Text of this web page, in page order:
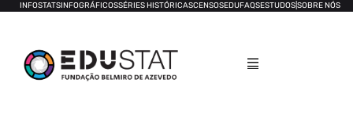
INFOSTATSINFOGRÁFICOSSÉRIES HISTÓRICASCENSOSEDUFAQSESTUDOSSOBRE NÓS